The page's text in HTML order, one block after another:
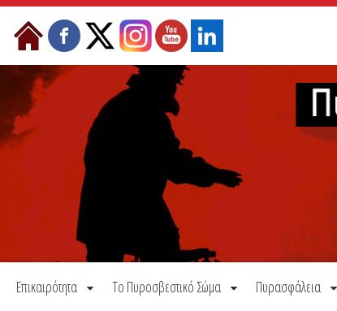
Μετάβαση στο περιεχόμενο
Επικαιρότητα Το Πυροσβεστικό Σώμα Πυρασφάλεια